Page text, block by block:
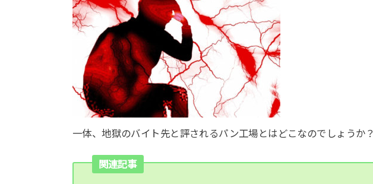
一体、地獄のバイト先と評されるパン工場とはどこなのでしょうか？
関連記事